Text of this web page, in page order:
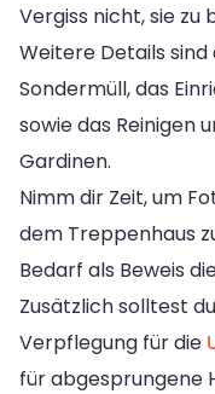
Vergiss nicht, sie zu
Weitere Details
Sondermüll, das
sowie das Reinigen
Gardinen.
Nimm dir Zeit, um
dem Treppenhaus
Bedarf als Beweis
Zusätzlich solltest
Verpflegung für die
für abgesprungene